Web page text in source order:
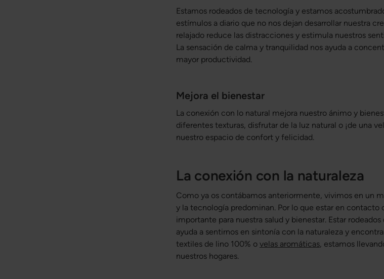
Estamos rodeados de tecnología y estamos
estímulos a diario que no nos dejan desarrollar nuestra
relajado reduce las distracciones y estimula nuestros
La sensación de calma y tranquilidad nos ayuda a
mayor productividad.
Mejora el bienestar
La conexión con lo natural mejora nuestro ánimo y
diferentes texturas, disfrutar de la luz natural o ¡de una
nuestro espacio de confort y felicidad.
La conexión con la naturaleza
Como ya os contábamos anteriormente, vivimos en un
y la tecnología predominan. Por lo que estar en contacto
importante para nuestra salud y bienestar. Estar
ayuda a sentirnos en sintonía con la naturaleza y
textiles de lino 100% o velas aromáticas, estamos
nuestros hogares.